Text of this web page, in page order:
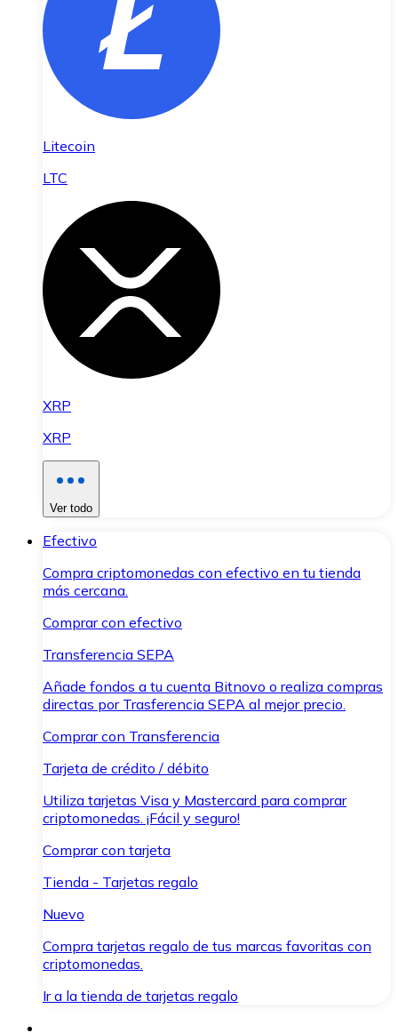
Litecoin
LTC
XRP
XRP
Ver todo
Efectivo
Compra criptomonedas con efectivo en tu tienda
más cercana.
Comprar con efectivo
Transferencia SEPA
Añade fondos a tu cuenta Bitnovo o realiza compras
directas por Trasferencia SEPA al mejor precio.
Comprar con Transferencia
Tarjeta de crédito / débito
Utiliza tarjetas Visa y Mastercard para comprar
criptomonedas. ¡Fácil y seguro!
Comprar con tarjeta
Tienda - Tarjetas regalo
Nuevo
Compra tarjetas regalo de tus marcas favoritas con
criptomonedas.
Ir a la tienda de tarjetas regalo